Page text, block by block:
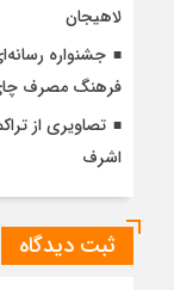
لاهیجان
جشنواره
فرهنگ مصرف
تصاویری از
اشرف
ثبت دیدگاه